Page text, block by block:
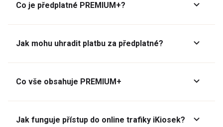
Co je předplatné PREMIUM+?
Jak mohu uhradit platbu za předplatné?
Co vše obsahuje PREMIUM+
Jak funguje přístup do online trafiky iKiosek?